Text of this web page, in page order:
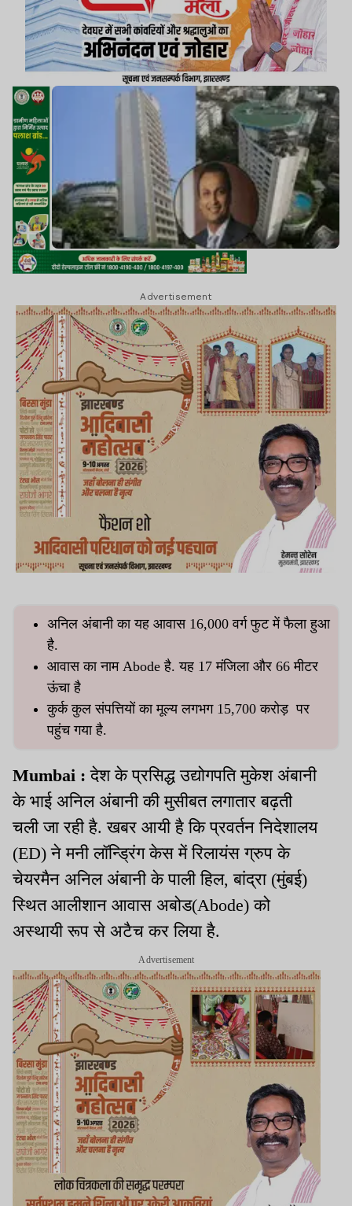
Advertisement
अनिल अंबानी का यह आवास 16,000 वर्ग फुट में फैला हुआ
है.
आवास का नाम Abode है. यह 17 मंजिला और 66 मीटर
ऊंचा है
कुर्क कुल संपत्तियों का मूल्य लगभग 15,700 करोड़ पर
पहुंच गया है.
Mumbai :देश के प्रसिद्ध उद्योगपति मुकेश अंबानी
के भाई अनिल अंबानी की मुसीबत लगातार बढ़ती
चली जा रही है. खबर आयी है कि प्रवर्तन निदेशालय
(ED) ने मनी लॉन्ड्रिंग केस में रिलायंस ग्रुप के
चेयरमैन अनिल अंबानी के पाली हिल, बांद्रा (मुंबई)
स्थित आलीशान आवास अबोड(Abode) को
अस्थायी रूप से अटैच कर लिया है.
Advertisement